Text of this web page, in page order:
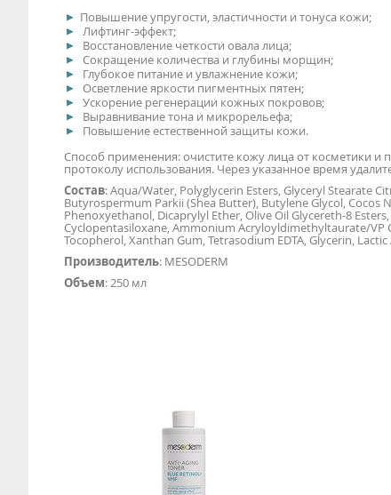
Повышение упругости, эластичности и тонуса кожи;
Лифтинг-эффект;
Восстановление четкости овала лица;
Сокращение количества и глубины морщин;
Глубокое питание и увлажнение кожи;
Осветление яркости пигментных пятен;
Ускорение регенерации кожных покровов;
Выравнивание тона и микрорельефа;
Повышение естественной защиты кожи.
Способ применения: очистите кожу лица от косметики и
протоколу использования. Через указанное время
Состав: Aqua/Water, Polyglycerin Esters, Glyceryl Stearate
Butyrospermum Parkii (Shea Butter), Butylene Glycol, Cocos
Phenoxyethanol, Dicaprylyl Ether, Olive Oil Glycereth-8
Cyclopentasiloxane, Ammonium Acryloyldimethyltaurate/VP
Tocopherol, Xanthan Gum, Tetrasodium EDTA, Glycerin,
Производитель: MESODERM
Объем: 250 мл